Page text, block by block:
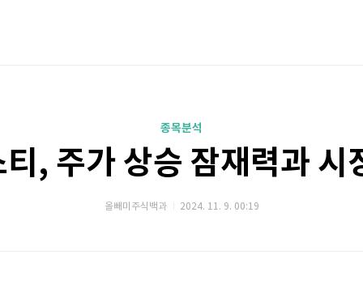
종목분석
, 주가 상승 잠재력과 시
올빼미주식백과 2024. 11. 9. 00:19